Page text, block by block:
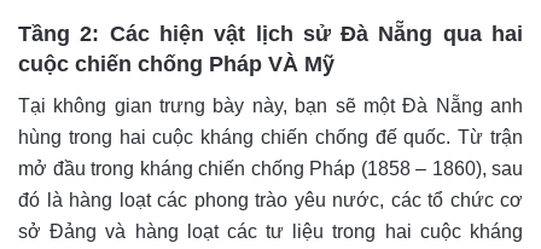
Tầng 2: Các hiện vật lịch sử Đà Nẵng qua hai
cuộc chiến chống Pháp VÀ Mỹ
Tại không gian trưng bày này, bạn sẽ một Đà Nẵng anh
hùng trong hai cuộc kháng chiến chống đế quốc. Từ trận
mở đầu trong kháng chiến chống Pháp (1858 – 1860), sau
đó là hàng loạt các phong trào yêu nước, các tổ chức cơ
sở Đảng và hàng loạt các tư liệu trong hai cuộc kháng